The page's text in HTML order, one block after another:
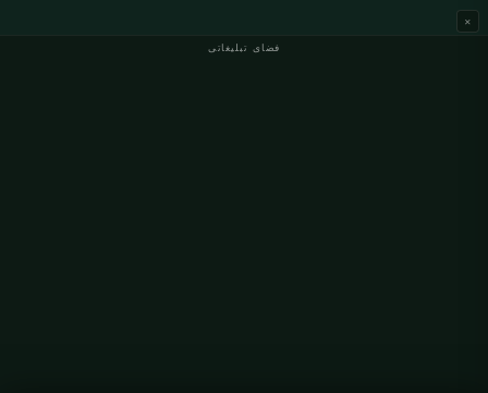
فضای تبلیغاتی
×